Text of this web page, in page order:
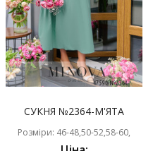
СУКНЯ №2364-М'ЯТА
Розміри: 46-48,50-52,58-60,